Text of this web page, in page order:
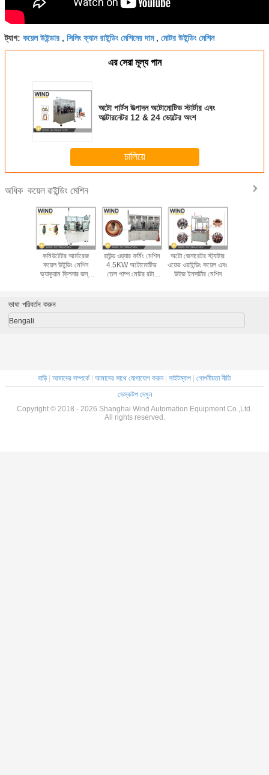
ট্যাগ: কয়েল উইন্ডার , সিলিং ফ্যান রাইন্ডিং মেশিনের দাম, মোটর উইন্ডিং মেশিন
এর সেরা মূল্য পান
অটো পার্টস উত্পাদন অটোমোটিভ স্টার্টার এবং
আল্টারনেটর 12 & 24 ভোল্টের অংশ
চালিয়ে
অধিক কয়েল রাইন্ডিং মেশিন
কমিউটেটর আর্মারেজ
কয়েল উইন্ডিং মেশিন
ভ্যাকুয়াম ক্লিনার জন্য
রাউন্ড ওয়্যার ফর্মিং মেশিন
4.5KW অটোমোটিভ
তেল পাম্প মোটর রটার
অটো জেনারেটর স্ট্যাটার
ওয়েভ ওয়াইন্ডিং কয়েল এবং
উইজ ইনসার্টার মেশিন
ভাষা পরিবর্তন করুন
Bengali
বাড়ি| আমাদের সম্পর্কে| আমাদের সাথে যোগাযোগ করুন| সাইটম্যাপ | গোপনীয়তা নীতি
ডেস্কটপ দেখুন
Copyright © 2018 - 2026 Shanghai Wind Automation Equipment Co.,Ltd.
All rights reserved.